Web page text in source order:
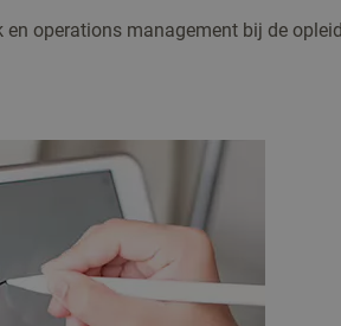
en operations management bij de